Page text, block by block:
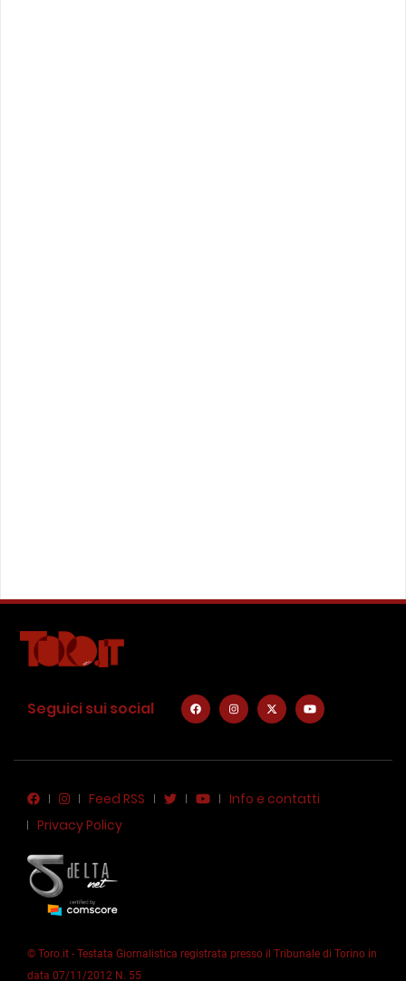
Seguici sui social
Feed RSS
Info e contatti
Privacy Policy
© Toro.it - Testata Giornalistica registrata presso il Tribunale di Torino in
data 07/11/2012 N. 55